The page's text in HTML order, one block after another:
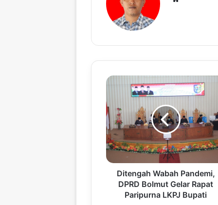
Ditengah Wabah Pandemi,
DPRD Bolmut Gelar Rapat
Paripurna LKPJ Bupati